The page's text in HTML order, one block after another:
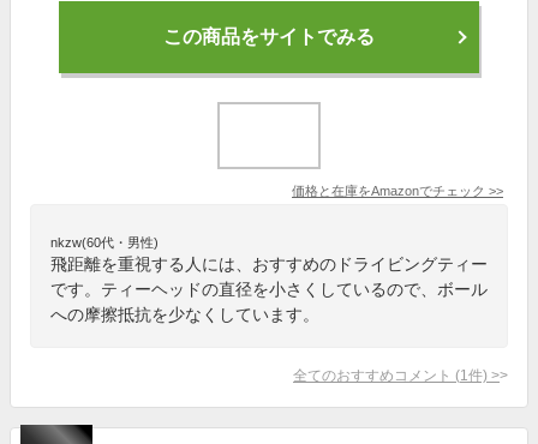
この商品をサイトでみる
価格と在庫をAmazonでチェック >>
nkzw(60代・男性)
飛距離を重視する人には、おすすめのドライビングティー
です。ティーヘッドの直径を小さくしているので、ボール
への摩擦抵抗を少なくしています。
全てのおすすめコメント (1 件) >